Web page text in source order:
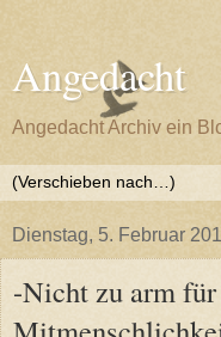
Angedacht
Angedacht Archiv ein
Dienstag, 5. Februar
-Nicht zu arm für